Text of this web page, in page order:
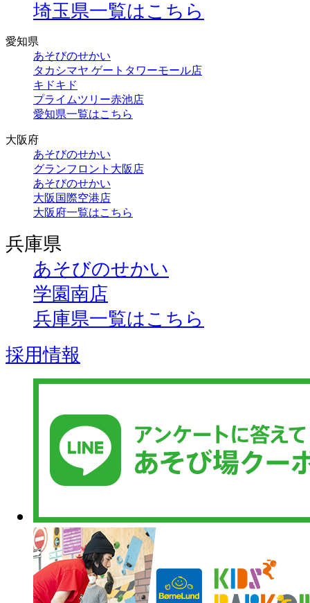
埼玉県一覧はこちら
愛知県
あそびのせかい
タカシマヤ ゲートタワーモール店
キドキド
プライムツリー赤池店
愛知県一覧はこちら
大阪府
あそびのせかい
グランフロント大阪店
あそびのせかい
大阪国際空港店
大阪府一覧はこちら
兵庫県
あそびのせかい
学園南店
兵庫県一覧はこちら
採用情報